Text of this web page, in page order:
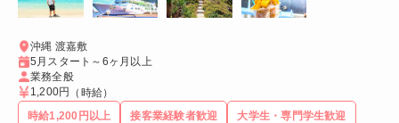
沖縄 渡嘉敷
5月スタート～6ヶ月以上
業務全般
1,200円
（時給）
時給1,200円以上
接客業経験者歓迎 大学生・専門学生歓迎